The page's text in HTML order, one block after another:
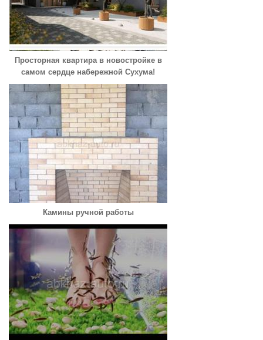
Просторная квартира в новостройке в
самом сердце набережной Сухума!
Камины ручной работы